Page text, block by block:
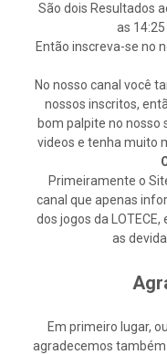
São dois Resultados
as
Então inscreva-se no
No nosso canal você
nossos inscritos,
bom palpite no nosso
videos e tenha muito
Primeiramente o
canal que apenas
dos jogos da
as
Em primeiro lugar,
agradecemos